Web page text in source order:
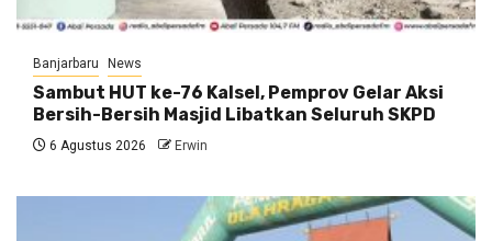
Banjarbaru News
Sambut HUT ke-76 Kalsel, Pemprov Gelar Aksi
Bersih-Bersih Masjid Libatkan Seluruh SKPD
6 Agustus 2026 Erwin